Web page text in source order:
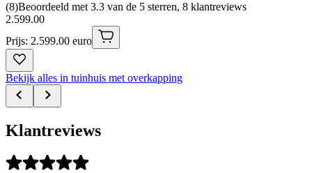
(8)Beoordeeld met 3.3 van de 5 sterren, 8 klantreviews
2.599.00
Prijs: 2.599.00 euro
Bekijk alles in tuinhuis met overkapping
Klantreviews